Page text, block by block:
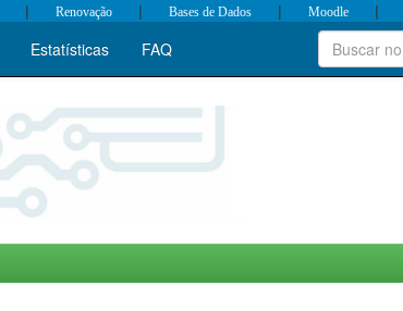
| Renovação | Bases de Dados | Moodle |
Estatísticas FAQ